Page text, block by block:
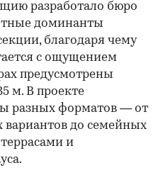
разработало бюро
доминанты
благодаря чему
с ощущением
предусмотрены
м. В проекте
разных форматов — от
вариантов до семейных
и